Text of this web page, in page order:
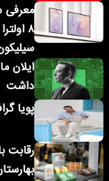
داشت
پویا
رقابت